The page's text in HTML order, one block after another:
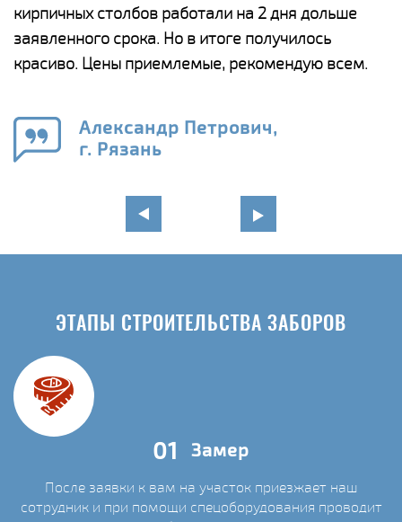
кирпичных столбов работали на 2 дня дольше
заявленного срока. Но в итоге получилось
красиво. Цены приемлемые, рекомендую всем.
Александр Петрович,
г. Рязань
ЭТАПЫ СТРОИТЕЛЬСТВА ЗАБОРОВ
01 Замер
После заявки к вам на участок приезжает наш
сотрудник и при помощи спецоборудования проводит